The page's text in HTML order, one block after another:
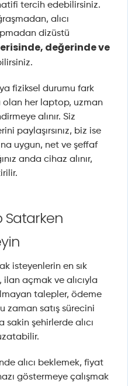
tercih edebilirsiniz.
alıcı
dizüstü
değerinde ve
fiziksel durumu fark
olan her laptop, uzman
alınır. Siz
paylaşırsınız, biz ise
uygun, net ve şeffaf
anda cihaz alınır,
Satarken
isteyenlerin en sık
ilan açmak ve alıcıyla
talepler, ödeme
zaman satış sürecini
sakin şehirlerde alıcı
alıcı beklemek, fiyat
göstermeye çalışmak